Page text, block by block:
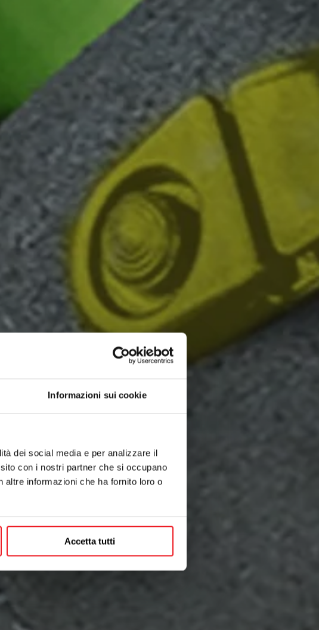
Informazioni sui cookie
dei social media e per analizzare il
con i nostri partner che si occupano
altre informazioni che ha fornito loro o
Accetta tutti